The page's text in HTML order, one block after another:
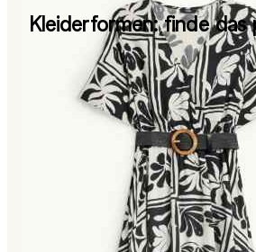
Kleiderformen: finde